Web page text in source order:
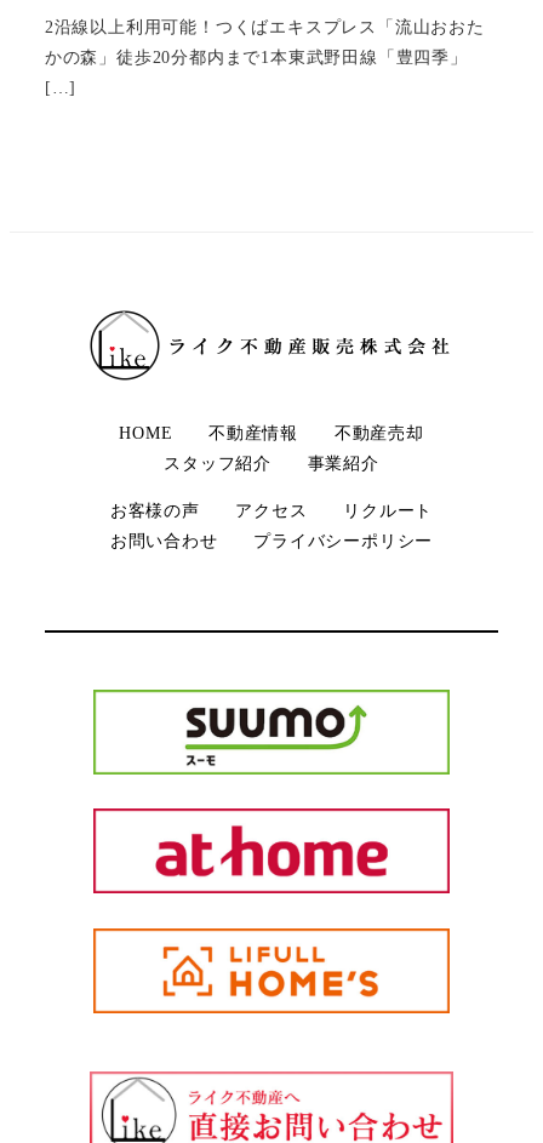
2沿線以上利用可能！つくばエキスプレス「流山おおた
かの森」徒歩20分都内まで1本東武野田線「豊四季」
[…]
HOME 不動産情報
不動産売却
スタッフ紹介
事業紹介
お客様の声 アクセス
リクルート
お問い合わせ
プライバシーポリシー